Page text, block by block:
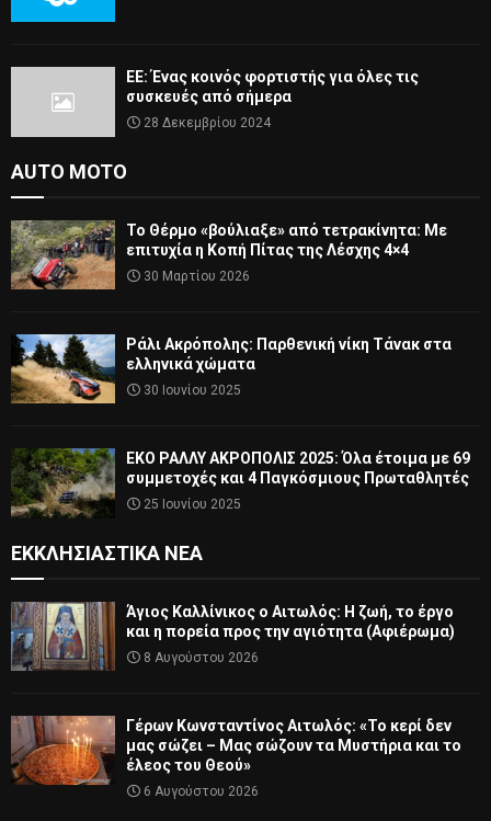
ΕΕ: Ένας κοινός φορτιστής για όλες τις
συσκευές από σήμερα
28 Δεκεμβρίου 2024
AUTO MOTO
Το Θέρμο «βούλιαξε» από τετρακίνητα: Με
επιτυχία η Κοπή Πίτας της Λέσχης 4×4
30 Μαρτίου 2026
Ράλι Ακρόπολης: Παρθενική νίκη Τάνακ στα
ελληνικά χώματα
30 Ιουνίου 2025
ΕΚΟ ΡΑΛΛΥ ΑΚΡΟΠΟΛΙΣ 2025: Όλα έτοιμα με 69
συμμετοχές και 4 Παγκόσμιους Πρωταθλητές
25 Ιουνίου 2025
ΕΚΚΛΗΣΙΑΣΤΙΚΆ ΝΈΑ
Άγιος Καλλίνικος ο Αιτωλός: Η ζωή, το έργο
και η πορεία προς την αγιότητα (Αφιέρωμα)
8 Αυγούστου 2026
Γέρων Κωνσταντίνος Αιτωλός: «Το κερί δεν
μας σώζει – Μας σώζουν τα Μυστήρια και το
έλεος του Θεού»
6 Αυγούστου 2026